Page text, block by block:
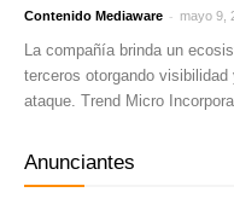
Contenido Mediaware - mayo 9,
La compañía brinda un
terceros otorgando
ataque. Trend Micro
Anunciantes